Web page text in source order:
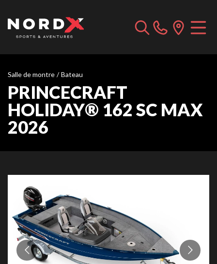
Salle de montre / Bateau
PRINCECRAFT
HOLIDAY® 162 SC MAX
2026